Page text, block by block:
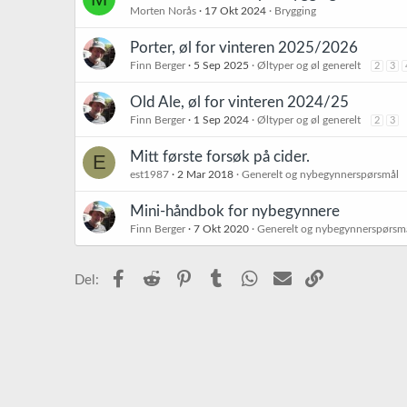
Morten Norås 17 Okt 2024 Brygging
Porter, øl for vinteren 2025/2026
Finn Berger 5 Sep 2025 Øltyper og øl generelt 2 3
Old Ale, øl for vinteren 2024/25
Finn Berger 1 Sep 2024 Øltyper og øl generelt 2 3
E Mitt første forsøk på cider.
est1987 2 Mar 2018 Generelt og nybegynnerspørsmål
Mini-håndbok for nybegynnere
Finn Berger 7 Okt 2020 Generelt og
Del: Facebook
Reddit PinterestTumblr WhatsApp
E-post